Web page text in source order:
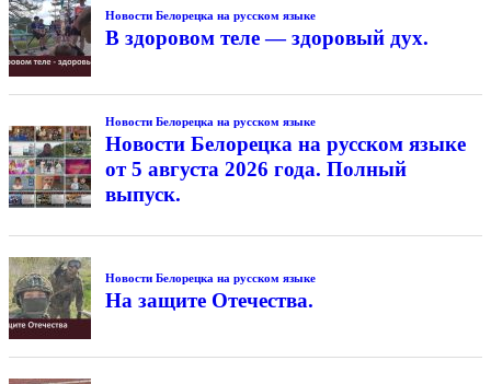
Новости Белорецка на русском языке
В здоровом теле — здоровый дух.
Новости Белорецка на русском языке
Новости Белорецка на русском языке
от 5 августа 2026 года. Полный
выпуск.
Новости Белорецка на русском языке
На защите Отечества.